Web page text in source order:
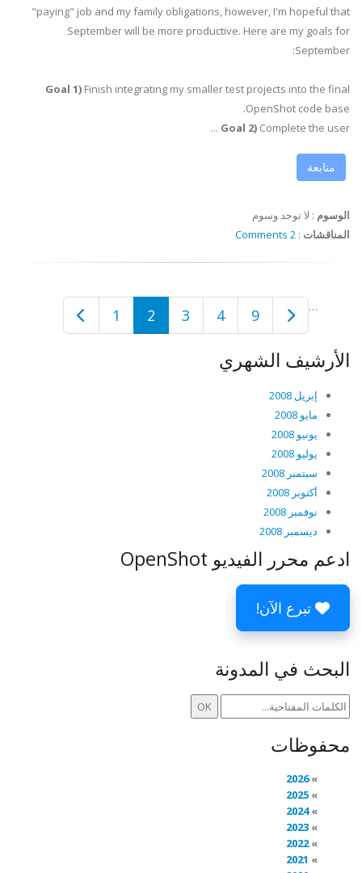
"paying" job and my family obligations, however, I'm hopeful that
September will be more productive. Here are my goals for
September:
Goal 1) Finish integrating my smaller test projects into the final
OpenShot code base.
Goal 2) Complete the user ...
متابعة
الوسوم : لا توجد وسوم
المناقشات :
2 Comments
1 2 3 4 …
9
الأرشيف الشهري
إبريل 2008
مايو 2008
يونيو 2008
يوليو 2008
سبتمبر 2008
أكتوبر 2008
نوفمبر 2008
ديسمبر 2008
ادعم محرر الفيديو OpenShot
تبرع الآن!
البحث في المدونة
محفوظات
2026
2025
2024
2023
2022
2021